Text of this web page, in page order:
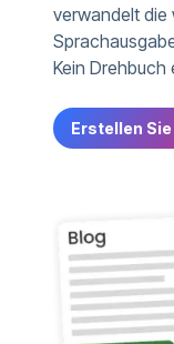
verwandelt die
Kein Drehbuch
Erstellen